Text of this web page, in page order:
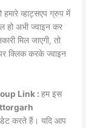
व्हाट्सएप ग्रुप में
हो अभी ज्वाइन कर
मिल जाएगी, तो
क्लिक करके ज्वाइन
Link :हम इस
करते हैं। यदि आप